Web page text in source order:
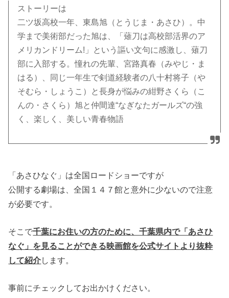
ストーリーは
二ツ坂高校一年、東島旭（とうじま・あさひ）。中
学まで美術部だった旭は、「薙刀は高校部活界のア
メリカンドリーム!」という謳い文句に感激し、薙刀
部に入部する。憧れの先輩、宮路真春（みやじ・ま
はる）、同じ一年生で剣道経験者の八十村将子（や
そむら・しょうこ）と長身が悩みの紺野さくら（こ
んの・さくら）旭と仲間達“なぎなたガールズ“の強
く、楽しく、美しい青春物語
「あさひなぐ」は全国ロードショーですが
公開する劇場は、全国１４７館と意外に少ないので注意
が必要です。
そこで千葉にお住いの方のために、千葉県内で「あさひ
なぐ」を見ることができる映画館を公式サイトより抜粋
して紹介します。
事前にチェックしてお出かけください。